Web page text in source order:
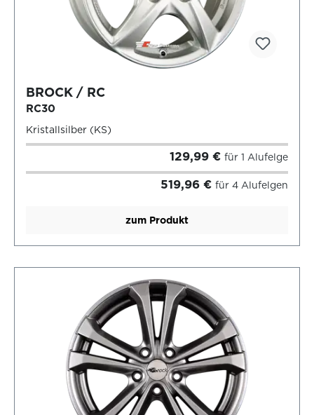
BROCK / RC
RC30
Kristallsilber (KS)
129,99 € für 1 Alufelge
519,96 € für 4 Alufelgen
zum Produkt